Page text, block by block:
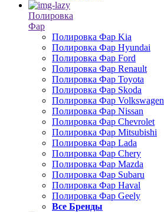
Полировка
Фар
Полировка Фар Kia
Полировка Фар Hyundai
Полировка Фар Ford
Полировка Фар Renault
Полировка Фар Toyota
Полировка Фар Skoda
Полировка Фар Volkswagen
Полировка Фар Nissan
Полировка Фар Chevrolet
Полировка Фар Mitsubishi
Полировка Фар Lada
Полировка Фар Chery
Полировка Фар Mazda
Полировка Фар Subaru
Полировка Фар Haval
Полировка Фар Geely
Все Бренды